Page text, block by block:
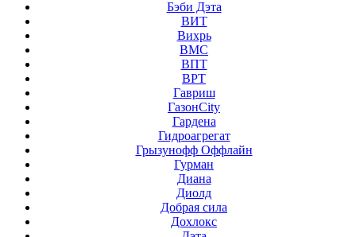
Бэби Дэта
ВИТ
Вихрь
ВМС
ВПТ
ВРТ
Гавриш
ГазонCity
Гардена
Гидроагрегат
Грызунофф Оффлайн
Гурман
Диана
Диолд
Добрая сила
Дохлокс